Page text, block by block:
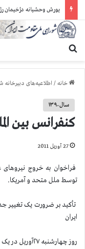
خانه / اطلاعیه‌های
سال ۱۳۹۰
کنفرانس بین
27 آوریل 2011
فراخوان به خروج
توسط ملل متحد و آمریکا.
تأکید بر ضرورت یک تغییر
ایران
روز چهارشنبه